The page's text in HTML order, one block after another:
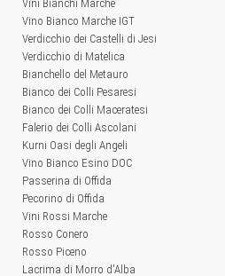
Vini Bianchi Marche
Vino Bianco Marche IGT
Verdicchio dei Castelli di Jesi
Verdicchio di Matelica
Bianchello del Metauro
Bianco dei Colli Pesaresi
Bianco dei Colli Maceratesi
Falerio dei Colli Ascolani
Kurni Oasi degli Angeli
Vino Bianco Esino DOC
Passerina di Offida
Pecorino di Offida
Vini Rossi Marche
Rosso Conero
Rosso Piceno
Lacrima di Morro d'Alba